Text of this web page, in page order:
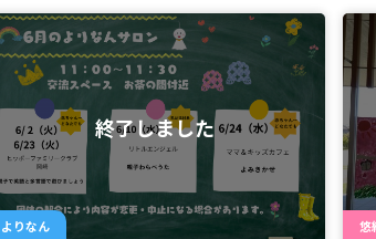
よりなん
終了しました
悠